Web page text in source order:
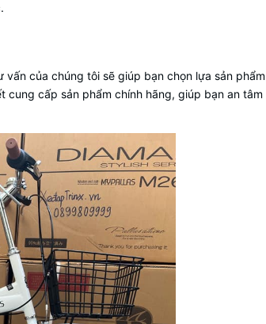
của chúng tôi sẽ giúp bạn chọn lựa sản phẩm
cung cấp sản phẩm chính hãng, giúp bạn an tâm